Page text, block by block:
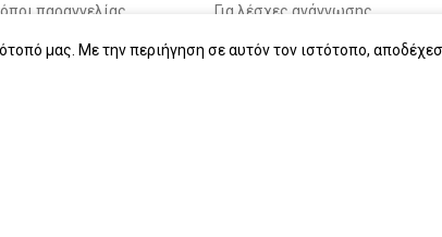
παραγγελίας
παραλαβής
Για λέσχες ανάγνωσης
Για δημοσιογράφους
μας. Με την περιήγηση σε αυτόν τον ιστότοπο,